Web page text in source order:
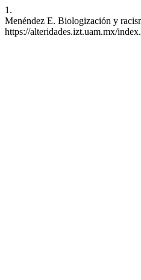
1.
Menéndez E. Biologización y
https://alteridades.izt.uam.mx/